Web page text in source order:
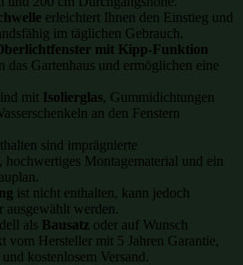
erleichtert Ihnen den Einstieg und
im täglichen Gebrauch.
mit Kipp-Funktion
das Gartenhaus und ermöglichen eine
mit Isolierglas, Gummidichtungen
an den Fenstern
sind imprägnierte
, hochwertiges Montagematerial und ein
ist nicht enthalten, kann jedoch
ausgewählt werden.
als Bausatz oder auf Wunsch
vom Hersteller mit 5 Jahren Garantie,
kostenlosem Versand.